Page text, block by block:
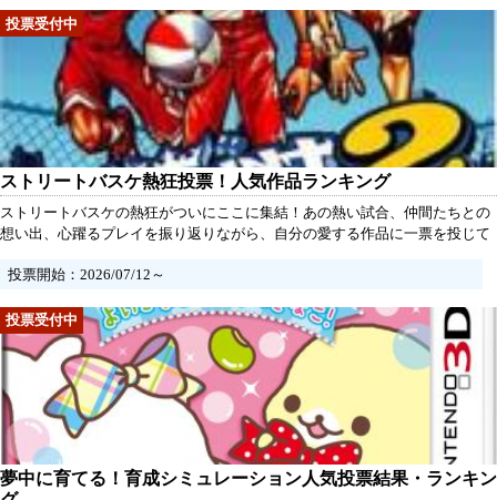
ストリートバスケ熱狂投票！人気作品ランキング
ストリートバスケの熱狂がついにここに集結！あの熱い試合、仲間たちとの
想い出、心躍るプレイを振り返りながら、自分の愛する作品に一票を投じて
なで熱く語り合いましょう。さあ、最強のストリートバスケ作品を皆で選
投票開始：2026/07/12～
夢中に育てる！育成シミュレーション人気投票結果・ランキン